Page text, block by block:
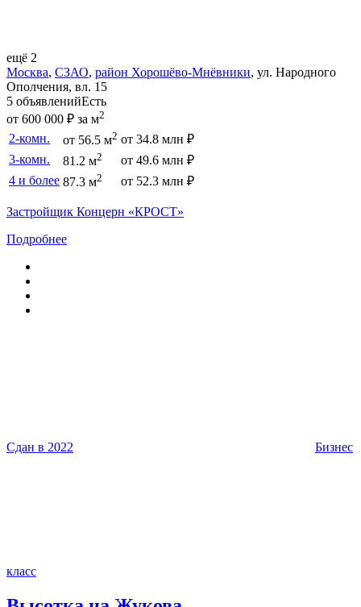
ещё 2
Москва, СЗАО, район Хорошёво-Мнёвники, ул. Народного
Ополчения, вл. 15
5 объявленийЕсть
от 600 000 ₽ за м2
2-комн. от 56.5 м2 от 34.8 млн ₽
3-комн.
81.2 м2
от 49.6 млн ₽
4 и более 87.3 м2 от 52.3 млн ₽
Застройщик Концерн «КРОСТ»
Подробнее
Сдан в 2022 Бизнес
класс